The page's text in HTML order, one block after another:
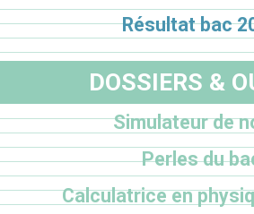
Résultat bac
DOSSIERS &
Simulateur de
Perles du
Calculatrice en